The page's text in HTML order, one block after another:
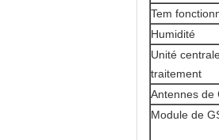
Tem
Humidité
Unité
traitement
Antennes de
Module de